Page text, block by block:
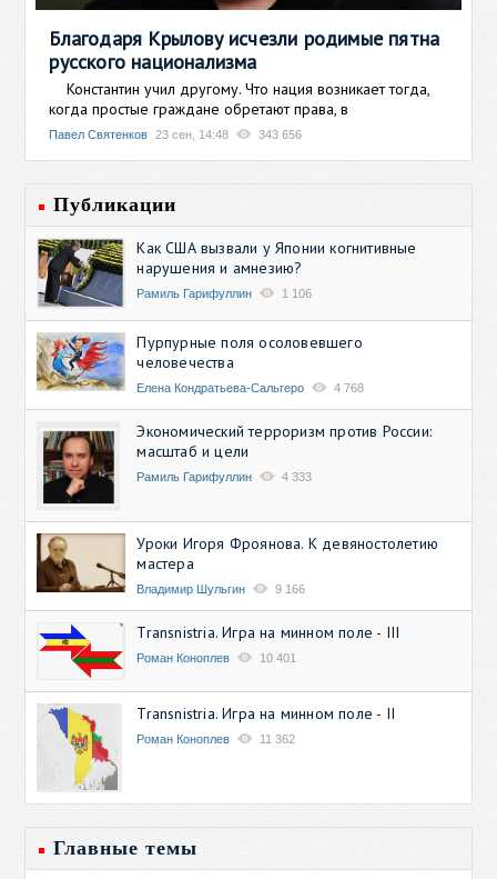
Благодаря Крылову исчезли родимые пятна
русского национализма
Константин учил другому. Что нация возникает тогда,
когда простые граждане обретают права, в
Павел Святенков 23 сен, 14:48 343 656
Публикации
Как США вызвали у Японии когнитивные
нарушения и амнезию?
Рамиль Гарифуллин 1 106
Пурпурные поля осоловевшего
человечества
Елена Кондратьева-Сальгеро 4 768
Экономический терроризм против России:
масштаб и цели
Рамиль Гарифуллин 4 333
Уроки Игоря Фроянова. К девяностолетию
мастера
Владимир Шульгин 9 166
Transnistria. Игра на минном поле - III
Роман Коноплев 10 401
Transnistria. Игра на минном поле - II
Роман Коноплев 11 362
Главные темы